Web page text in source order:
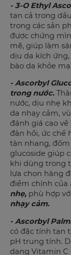
- 3-O Ethyl
tan cả trong
trong các sản
được chứng
mẽ, giúp làm
dịu da kích
bào da khỏe
- Ascorbyl
trong nước.
nước, dịu nhẹ
da nhạy cảm,
đánh giá cao
đàn hồi, ức chế
tàn nhang, đốm
glucoside giúp
khi dùng trong
lựa chọn hàng
điểm chính của
nhẹ, phù hợp
nhạy cảm.
- Ascorbyl
có đặc tính tan
pH trung tính.
dạng Vitamin